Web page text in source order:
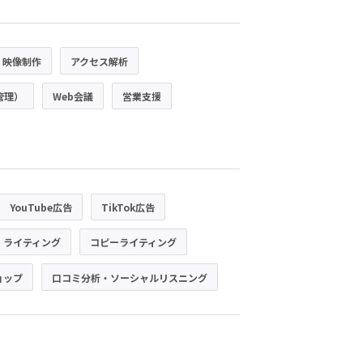
像制作 アクセス解析
） Web会議 営業支援
YouTube広告 TikTok広告
イティング コピーライティング
ップ 口コミ分析・ソーシャルリスニング